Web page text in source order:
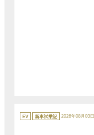
カ
テ
ゴ
EV 新車試乗記 2026年08月03日